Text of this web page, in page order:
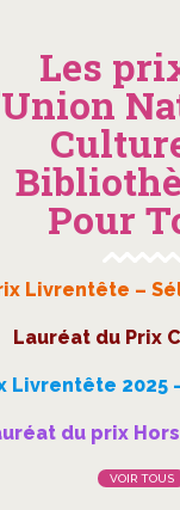
Les
Pour
Livrentête –
Lauréat du Prix
Livrentête 2025
du prix
VOIR TOUS